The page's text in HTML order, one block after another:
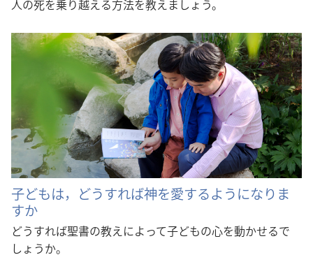
人の死を乗り越える方法を教えましょう。
子どもは，どうすれば神を愛するようになりま
すか
どうすれば聖書の教えによって子どもの心を動かせるで
しょうか。